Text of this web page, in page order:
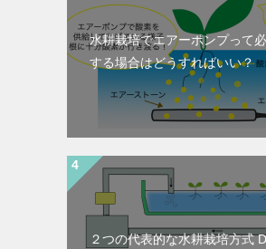
水耕栽培でエアーポンプって
する場合はどうすればいい？
２つの代表的な水耕栽培方式